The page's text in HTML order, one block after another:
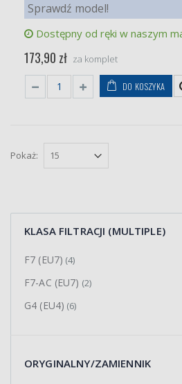
Sprawdź model!
Dostępny od ręki w naszym
173,90 zł za komplet
DO KOSZYKA
Pokaż:
KLASA FILTRACJI (MULTIPLE)
F7 (EU7) (4)
F7-AC (EU7) (2)
G4 (EU4) (6)
ORYGINALNY/ZAMIENNIK